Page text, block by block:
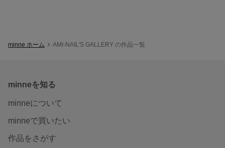
minne ホーム AMI-NAIL'S GALLERY の作品一覧
minneを知る
minneについて
minneで買いたい
作品をさがす